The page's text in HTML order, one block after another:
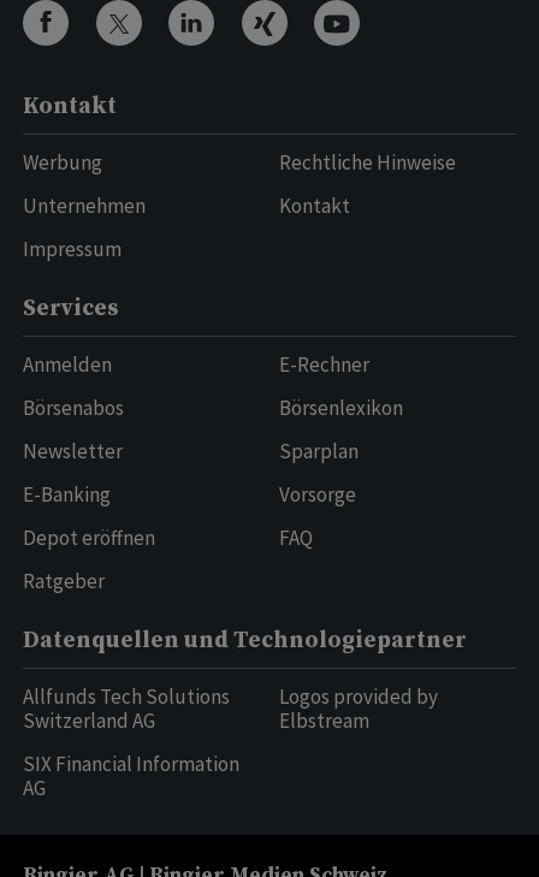
Kontakt
Werbung
Unternehmen
Impressum
Rechtliche Hinweise
Kontakt
Services
Anmelden
Börsenabos
Newsletter
E-Banking
Depot eröffnen
Ratgeber
E-Rechner
Börsenlexikon
Sparplan
Vorsorge
FAQ
Datenquellen und Technologiepartner
Allfunds Tech Solutions
Switzerland AG
SIX Financial Information
AG
Logos provided by
Elbstream